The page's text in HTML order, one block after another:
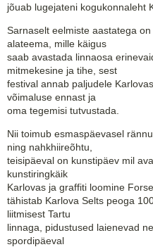
jõuab lugejateni kogukonnaleht
Sarnaselt eelmiste aastatega
alateema, mille käigus
saab avastada linnaosa
mitmekesine ja tihe, sest
festival annab paljudele
võimaluse ennast ja
oma tegemisi tutvustada.
Nii toimub esmaspäevasel
ning nahkhiireõhtu,
teisipäeval on kunstipäev mil
kunstiringkäik
Karlovas ja graffiti loomine
tähistab Karlova Selts peoga
liitmisest Tartu
linnaga, pidustused laienevad
spordipäeval